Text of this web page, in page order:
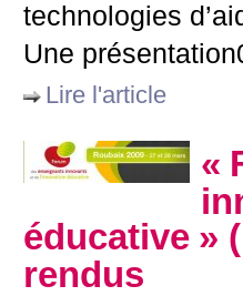
technologies
Une
Lire l'article
«
éducative »
rendus